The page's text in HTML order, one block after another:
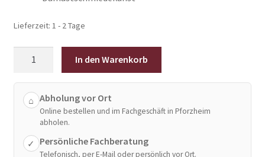
Lieferzeit: 1 - 2 Tage
Classic
Kochmesser
Klinge
In den Warenkorb
⌂ Abholung vor Ort
Online bestellen und im Fachgeschäft in Pforzheim
abholen.
✓ Persönliche Fachberatung
Telefonisch, per E-Mail oder persönlich vor Ort.